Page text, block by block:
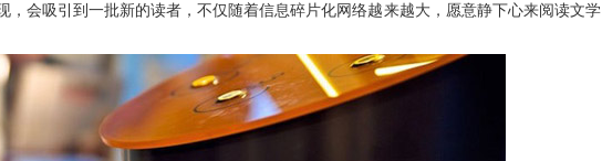
，会吸引到一批新的读者，不仅随着信息碎片化网络越来越大，愿意静下心来阅读文学